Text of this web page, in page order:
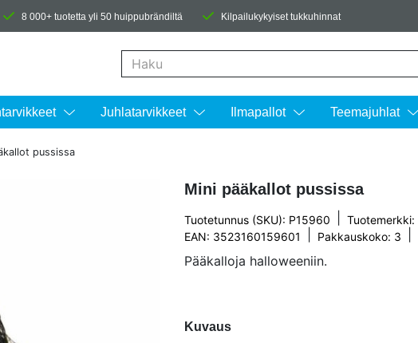
8 000+ tuotetta yli 50 huippubrändiltä Kilpailukykyiset tukkuhinnat
Juhlatarvikkeet Ilmapallot Teemajuhlat
pussissa
Mini pääkallot pussissa
Tuotetunnus (SKU): P15960 Tuotemerkki:
EAN: 3523160159601 Pakkauskoko: 3
Pääkalloja halloweeniin.
Kuvaus